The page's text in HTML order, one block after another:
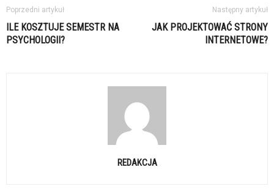
Poprzedni artykuł
ILE KOSZTUJE SEMESTR NA
PSYCHOLOGII?
Następny artykuł
JAK PROJEKTOWAĆ STRONY
INTERNETOWE?
REDAKCJA